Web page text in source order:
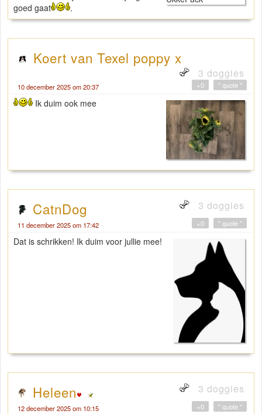
goed gaat
.
Koert van Texel poppy x
3 doggies
10 december 2025 om 20:37 " quote "
+0
Ik duim ook mee
CatnDog 3 doggies
11 december 2025 om 17:42 " quote "
+0
Dat is schrikken! Ik duim voor jullie mee!
Heleen 3 doggies
12 december 2025 om 10:15 " quote "
+0